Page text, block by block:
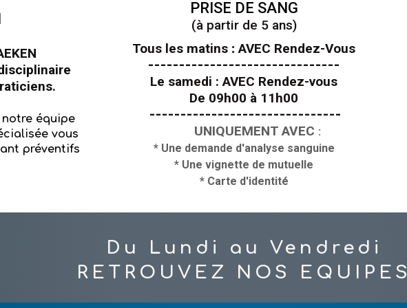
équipe
vous
préventifs
PRISE DE SANG
(à partir de 5 ans)
Tous les matins :AVEC Rendez-Vous
-------------------------------
Le samedi : AVEC Rendez-vous
De 09h00 à 11h00
-------------------------------
UNIQUEMENT AVEC :
* Une demande d'analyse sanguine
* Une vignette de mutuelle
* Carte d'identité
Du Lundi au Vendredi
RETROUVEZ NOS EQUIPES